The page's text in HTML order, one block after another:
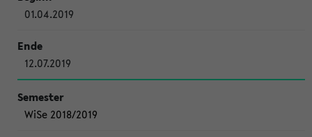
01.04.2019
12.07.2019
WiSe 2018/2019